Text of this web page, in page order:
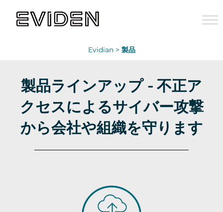
Evidian > 製品
製品ラインアップ - 不正ア
クセスによるサイバー攻撃
から会社や組織を守ります